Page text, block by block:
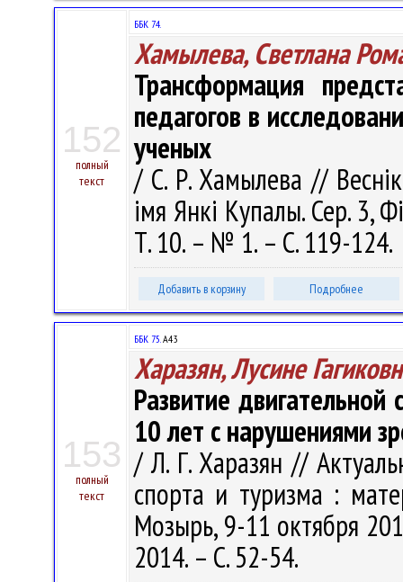
152
полный
текст
ББК 74.
Хамылева, Светлана
Трансформация
педагогов в
ученых
/ С. Р. Хамылева // Веснік
імя Янкі Купалы. Сер. 3,
Т. 10. – № 1. – С. 119-124.
Добавить в корзину Подробнее
153
полный
текст
ББК 75.А43
Харазян, Лусине
Развитие
10 лет с нарушениями
/ Л. Г. Харазян //
спорта и туризма :
Мозырь, 9-11 октября
2014. – С. 52-54.